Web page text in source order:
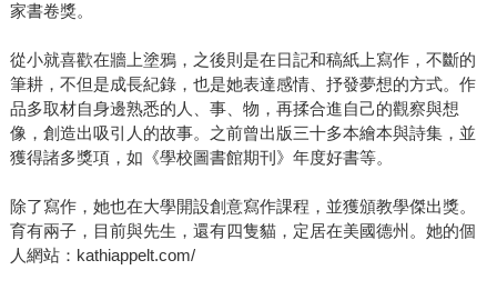
家書卷獎。
從小就喜歡在牆上塗鴉，之後則是在日記和稿紙上寫作，不斷的
筆耕，不但是成長紀錄，也是她表達感情、抒發夢想的方式。作
品多取材自身邊熟悉的人、事、物，再揉合進自己的觀察與想
像，創造出吸引人的故事。之前曾出版三十多本繪本與詩集，並
獲得諸多獎項，如《學校圖書館期刊》年度好書等。
除了寫作，她也在大學開設創意寫作課程，並獲頒教學傑出獎。
育有兩子，目前與先生，還有四隻貓，定居在美國德州。她的個
人網站：kathiappelt.com/